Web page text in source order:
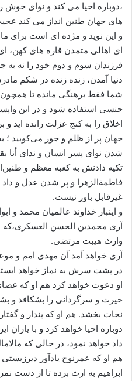
،دوباره احیا می کند و نوای خوش
های جهان طنین انداز می کند
و این نوید و مژده ای است برای
ای اهالی متمدن قاره های کهن،
فرزندان سوم و دوم خود را نه به
دنیا آمدن، زنده زنده در شکم
شما فقط برهنگی مانده تا
جنسی استفاده شود و در این
اخلاق را به کنج عزلت رانده اید و
جهان پر از ظلم و جور می‌کوبید
شدن نوای پسر انسان و ندای أنا
تکیه دادنش به کعبه معظم و
فاطمةالزهرا و پر شدن عدل و
غیرقابل باور نیست.
و اینبار خداوند عالمیان محمد و
آری محمدبن الحسن
وارث هیبت مرتضی.
آری خواهد آمد آن مهدی امم و
در پشت سرش به نماز خواهد
او دعوت خواهد کرد هم او که
حیرت و سرگردانی را بشکافد و
نجات بخشد. هم او که پندار و
دوباره احیا خواهد کرد و با
داد خواهد نمود، در حالی که
هم او که عمرنوح یادآور
ابراهیم به ارث برده تا از دست